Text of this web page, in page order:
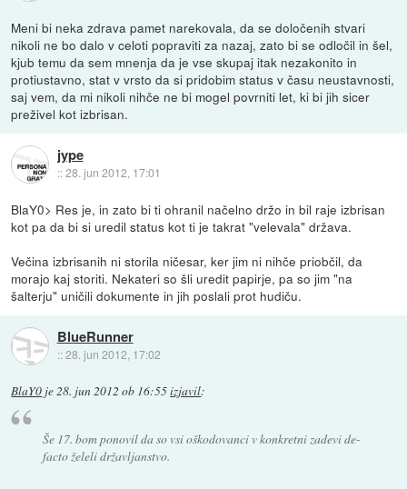
Meni bi neka zdrava pamet narekovala, da se določenih stvari
nikoli ne bo dalo v celoti popraviti za nazaj, zato bi se odločil in šel,
kjub temu da sem mnenja da je vse skupaj itak nezakonito in
protiustavno, stat v vrsto da si pridobim status v času neustavnosti,
saj vem, da mi nikoli nihče ne bi mogel povrniti let, ki bi jih sicer
preživel kot izbrisan.
jype
::28. jun 2012, 17:01
BlaY0> Res je, in zato bi ti ohranil načelno držo in bil raje izbrisan
kot pa da bi si uredil status kot ti je takrat "velevala" država.
Večina izbrisanih ni storila ničesar, ker jim ni nihče priobčil, da
morajo kaj storiti. Nekateri so šli uredit papirje, pa so jim "na
šalterju" uničili dokumente in jih poslali prot hudiču.
BlueRunner
::28. jun 2012, 17:02
BlaY0 je28. jun 2012 ob 16:55izjavil:
Še 17. bom ponovil da so vsi oškodovanci v konkretni zadevi de-
facto želeli državljanstvo.